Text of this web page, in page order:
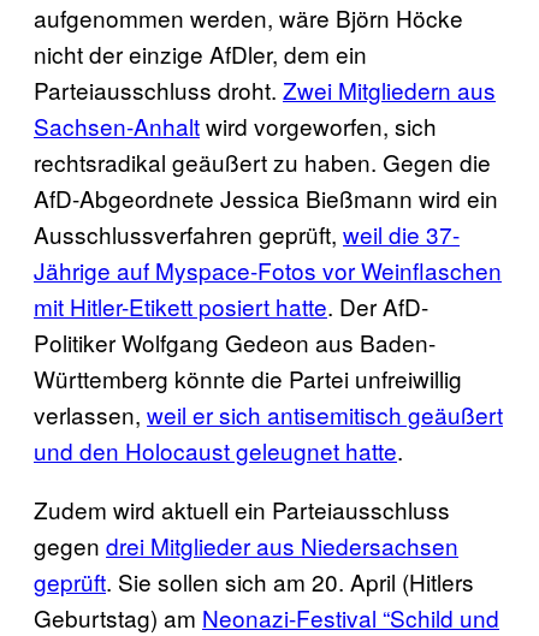
aufgenommen werden, wäre Björn Höcke
nicht der einzige AfDler, dem ein
Parteiausschluss droht. Zwei Mitgliedern aus
Sachsen-Anhaltwird vorgeworfen, sich
rechtsradikal geäußert zu haben. Gegen die
AfD-Abgeordnete Jessica Bießmann wird ein
Ausschlussverfahren geprüft, weil die 37-
Jährige auf Myspace-Fotos vor Weinflaschen
mit Hitler-Etikett posiert hatte. Der AfD-
Politiker Wolfgang Gedeon aus Baden-
Württemberg könnte die Partei unfreiwillig
verlassen, weil er sich antisemitisch geäußert
und den Holocaust geleugnet hatte.
Zudem wird aktuell ein Parteiausschluss
gegen drei Mitglieder aus Niedersachsen
geprüft. Sie sollen sich am 20. April (Hitlers
Geburtstag) am Neonazi-Festival “Schild und